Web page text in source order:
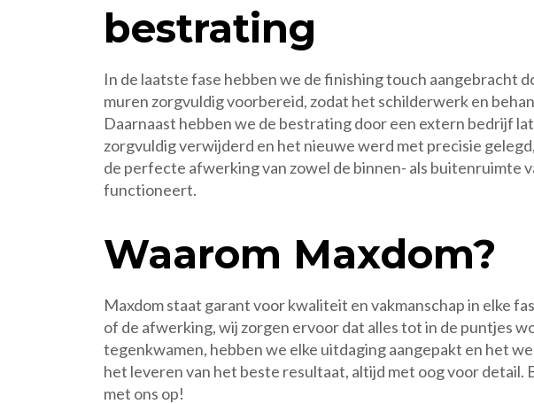
bestrating
In de laatste fase hebben we de finishing touch aangebracht
muren zorgvuldig voorbereid, zodat het schilderwerk en
Daarnaast hebben we de bestrating door een extern bedrijf
zorgvuldig verwijderd en het nieuwe werd met precisie
de perfecte afwerking van zowel de binnen- als buitenruimte
functioneert.
Waarom Maxdom?
Maxdom staat garant voor kwaliteit en vakmanschap in elke
of de afwerking, wij zorgen ervoor dat alles tot in de puntjes
tegenkwamen, hebben we elke uitdaging aangepakt en het
het leveren van het beste resultaat, altijd met oog voor
met ons op!